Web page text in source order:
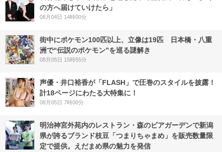
の方へ届けていけたら」
08月04日 14時00分
街中にポケモン100匹以上、立像は19匹 日本橋・八重
洲で“伝説のポケモン”を巡る謎解き
08月05日 15時55分
声優・井口裕香が「FLASH」で圧巻のスタイルを披露！
計18ページにわたる大特集に！
08月05日 7時00分
明治神宮外苑内のレストラン・森のビアガーデンで新潟
県が誇るブランド枝豆「つまりちゃまめ」を販売数量限
定で提供。えだまめ県の魅力を発信